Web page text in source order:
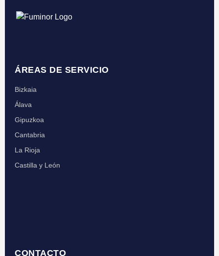
ÁREAS DE SERVICIO
Bizkaia
Álava
Gipuzkoa
Cantabria
La Rioja
Castilla y León
CONTACTO